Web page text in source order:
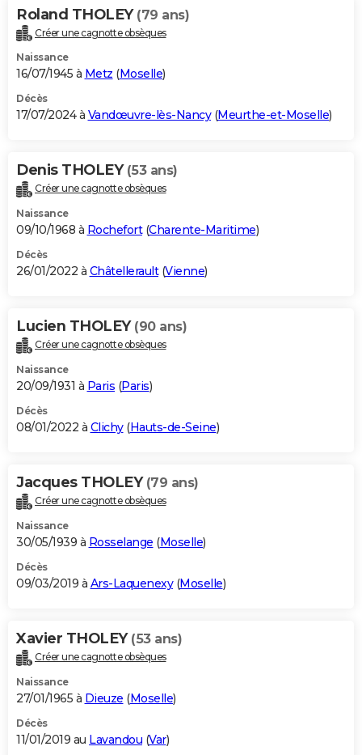
Roland THOLEY (79 ans)
Créer une cagnotte obsèques
Naissance
16/07/1945 à Metz (Moselle)
Décès
17/07/2024 à Vandœuvre-lès-Nancy(Meurthe-et-Moselle)
Denis THOLEY (53 ans)
Créer une cagnotte obsèques
Naissance
09/10/1968 à Rochefort(Charente-Maritime)
Décès
26/01/2022 à Châtellerault(Vienne)
Lucien THOLEY (90 ans)
Créer une cagnotte obsèques
Naissance
20/09/1931 à Paris (Paris)
Décès
08/01/2022 à Clichy(Hauts-de-Seine)
Jacques THOLEY (79 ans)
Créer une cagnotte obsèques
Naissance
30/05/1939 à Rosselange (Moselle)
Décès
09/03/2019 à Ars-Laquenexy(Moselle)
Xavier THOLEY (53 ans)
Créer une cagnotte obsèques
Naissance
27/01/1965 à Dieuze (Moselle)
Décès
11/01/2019 au Lavandou (Var)